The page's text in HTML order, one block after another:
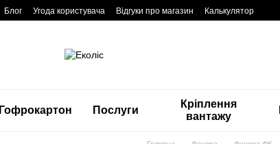
Блог Угода користувача Відгуки про магазин Калькулятор
Гофрокартон Послуги
Кріплення
вантажу